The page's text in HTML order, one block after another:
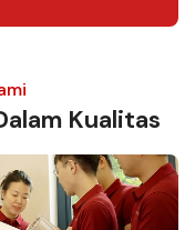
Kualitas